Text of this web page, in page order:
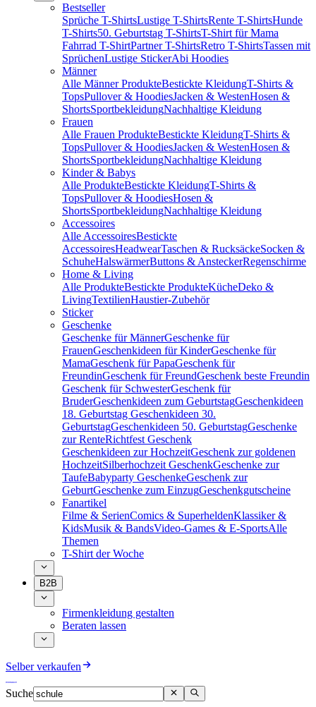
Bestseller
Sprüche T-ShirtsLustige T-ShirtsRente T-ShirtsHunde
T-Shirts50. Geburtstag T-ShirtsT-Shirt für Mama
Fahrrad T-ShirtPartner T-ShirtsRetro T-ShirtsTassen mit
SprüchenLustige StickerAbi Hoodies
Männer
Alle Männer ProdukteBestickte KleidungT-Shirts &
TopsPullover & HoodiesJacken & WestenHosen &
ShortsSportbekleidungNachhaltige Kleidung
Frauen
Alle Frauen ProdukteBestickte KleidungT-Shirts &
TopsPullover & HoodiesJacken & WestenHosen &
ShortsSportbekleidungNachhaltige Kleidung
Kinder & Babys
Alle ProdukteBestickte KleidungT-Shirts &
TopsPullover & HoodiesHosen &
ShortsSportbekleidungNachhaltige Kleidung
Accessoires
Alle AccessoiresBestickte
AccessoiresHeadwearTaschen & RucksäckeSocken &
SchuheHalswärmerButtons & AnsteckerRegenschirme
Home & Living
Alle ProdukteBestickte ProdukteKücheDeko &
LivingTextilienHaustier-Zubehör
Sticker
Geschenke
Geschenke für MännerGeschenke für
FrauenGeschenkideen für KinderGeschenke für
MamaGeschenk für PapaGeschenk für
FreundinGeschenk für FreundGeschenk beste Freundin
Geschenk für SchwesterGeschenk für
BruderGeschenkideen zum GeburtstagGeschenkideen
18. Geburtstag Geschenkideen 30.
GeburtstagGeschenkideen 50. GeburtstagGeschenke
zur RenteRichtfest Geschenk
Geschenkideen zur HochzeitGeschenk zur goldenen
HochzeitSilberhochzeit GeschenkGeschenke zur
TaufeBabyparty GeschenkeGeschenk zur
GeburtGeschenke zum EinzugGeschenkgutscheine
Fanartikel
Filme & SerienComics & SuperheldenKlassiker &
KidsMusik & BandsVideo-Games & E-SportsAlle
Themen
T-Shirt der Woche
B2B
Firmenkleidung gestalten
Beraten lassen
Selber verkaufen
Suche